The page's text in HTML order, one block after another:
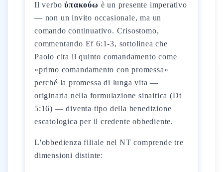
Il verboὑπακούω è un presente imperativo
— non un invito occasionale, ma un
comando continuativo. Crisostomo,
commentando Ef 6:1-3, sottolinea che
Paolo cita il quinto comandamento come
«primo comandamento con promessa»
perché la promessa di lunga vita —
originaria nella formulazione sinaitica (Dt
5:16) — diventa tipo della benedizione
escatologica per il credente obbediente.
L'obbedienza filiale nel NT comprende tre
dimensioni distinte: